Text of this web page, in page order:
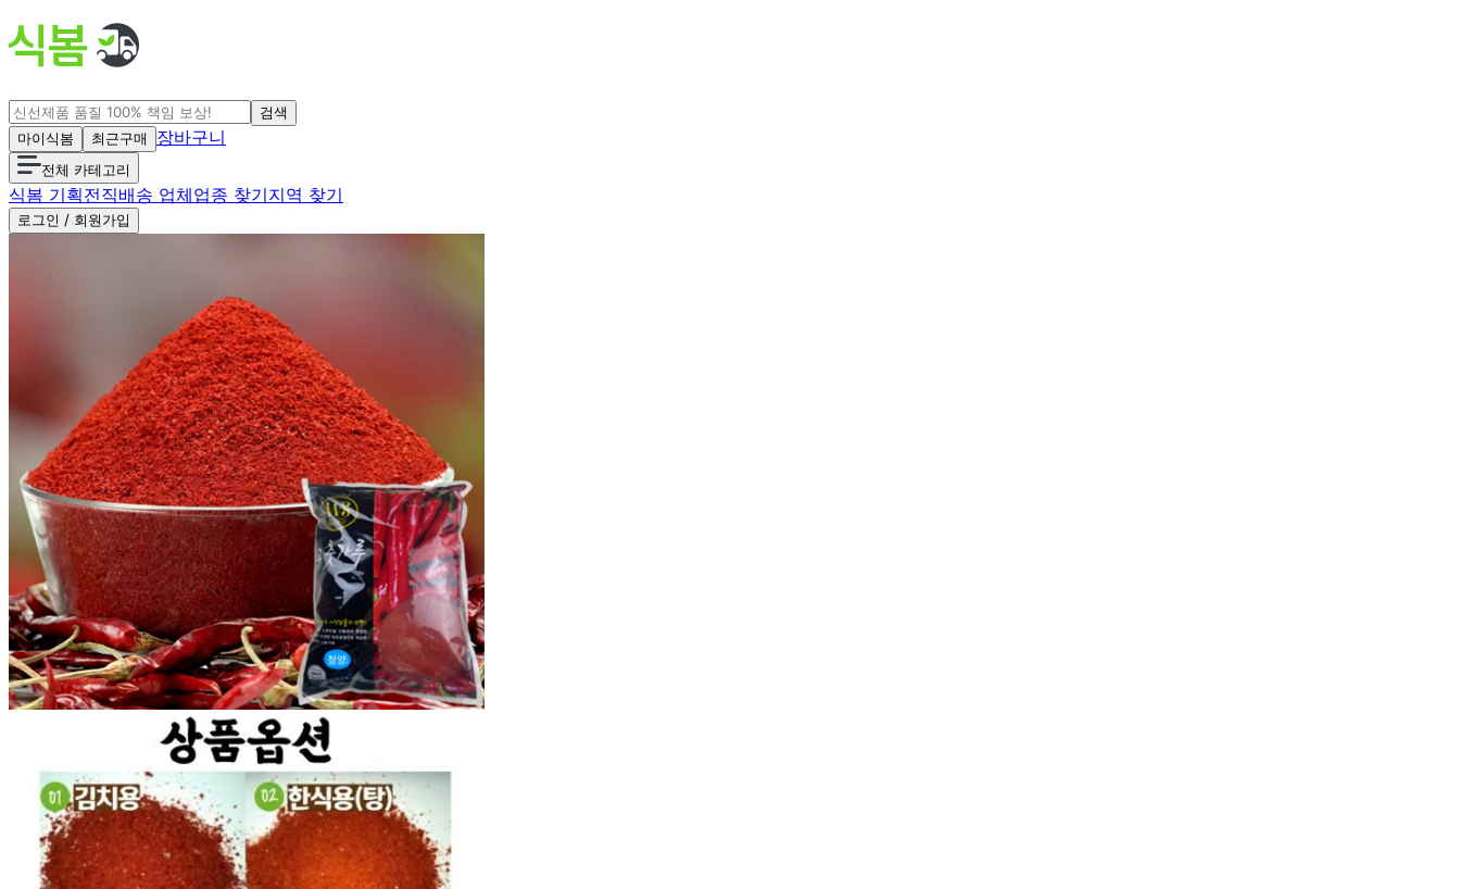
검색
마이식봄
최근구매 장바구니
전체 카테고리
식봄 기획전직배송 업체업종 찾기지역 찾기
로그인 / 회원가입